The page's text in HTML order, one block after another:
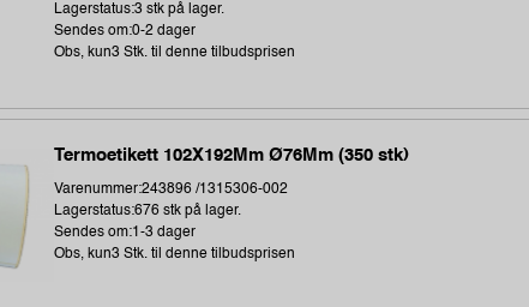
Lagerstatus:3 stk på lager.
Sendes om:0-2 dager
Obs, kun3 Stk. til denne tilbudsprisen
Termoetikett 102X192Mm Ø76Mm (350 stk)
Varenummer:243896 /1315306-002
Lagerstatus:676 stk på lager.
Sendes om:1-3 dager
Obs, kun3 Stk. til denne tilbudsprisen